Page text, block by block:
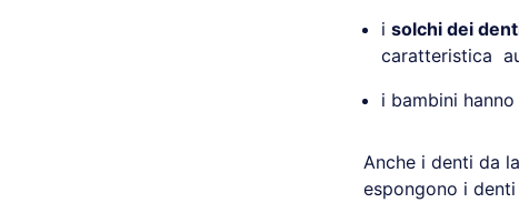
i solchi dei
caratteristica
i bambini hanno
Anche i denti da
espongono i